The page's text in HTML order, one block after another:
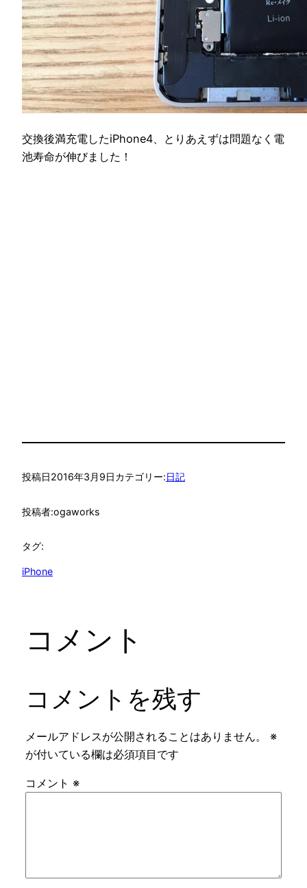
交換後満充電したiPhone4、とりあえずは問題なく電
池寿命が伸びました！
投稿日2016年3月9日カテゴリー:日記
投稿者:ogaworks
タグ:
iPhone
コメント
コメントを残す
メールアドレスが公開されることはありません。
※
が付いている欄は必須項目です
コメント ※